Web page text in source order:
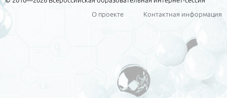
О проекте
Контактная информация